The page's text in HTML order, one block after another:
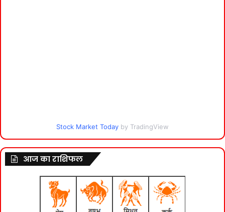
Stock Market Today by TradingView
आज का राशिफल